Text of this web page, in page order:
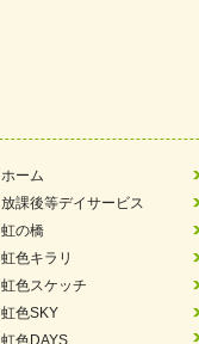
ホーム
放課後等デイサービス
虹の橋
虹色キラリ
虹色スケッチ
虹色SKY
虹色DAYS